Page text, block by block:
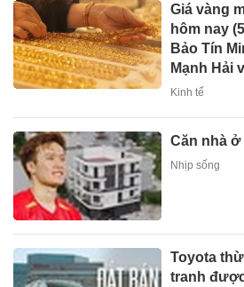
Giá vàng
hôm nay
Bảo Tín
Mạnh Hải
Kinh tế
Căn nhà
Nhịp sống
Toyota
tranh